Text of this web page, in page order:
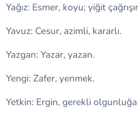
Yağız: Esmer, koyu; yiğit
Yavuz: Cesur, azimli, kararlı.
Yazgan: Yazar, yazan.
Yengi: Zafer, yenmek.
Yetkin: Ergin, gerekli